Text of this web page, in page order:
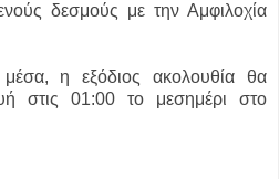
δεσμούς με την Αμφιλοχία
η εξόδιος ακολουθία θα
στις 01:00 το μεσημέρι στο